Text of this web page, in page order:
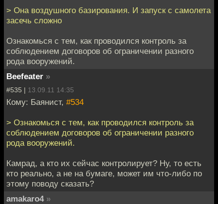
> Она воздушного базирования. И запуск с самолета
засечь сложно
Ознакомься с тем, как проводился контроль за
соблюдением договоров об ограничении разного
рода вооружений.
Beefeater »
#535 | 13.09.11 14:35
Кому: Баянист, #534
> Ознакомься с тем, как проводился контроль за
соблюдением договоров об ограничении разного
рода вооружений.
Камрад, а кто их сейчас контролирует? Ну, то есть
кто реально, а не на бумаге, может им что-либо по
этому поводу сказать?
amakaro4 »